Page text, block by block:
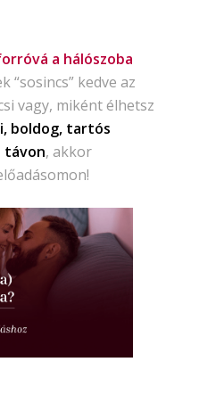
a hálószoba
“sosincs” kedve az
vagy, miként élhetsz
boldog, tartós
távon, akkor